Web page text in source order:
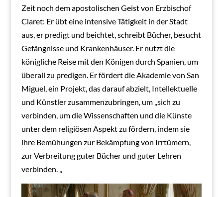
Zeit noch dem apostolischen Geist von Erzbischof
Claret: Er übt eine intensive Tätigkeit in der Stadt
aus, er predigt und beichtet, schreibt Bücher, besucht
Gefängnisse und Krankenhäuser. Er nutzt die
königliche Reise mit den Königen durch Spanien, um
überall zu predigen. Er fördert die Akademie von San
Miguel, ein Projekt, das darauf abzielt, Intellektuelle
und Künstler zusammenzubringen, um „sich zu
verbinden, um die Wissenschaften und die Künste
unter dem religiösen Aspekt zu fördern, indem sie
ihre Bemühungen zur Bekämpfung von Irrtümern,
zur Verbreitung guter Bücher und guter Lehren
verbinden. „